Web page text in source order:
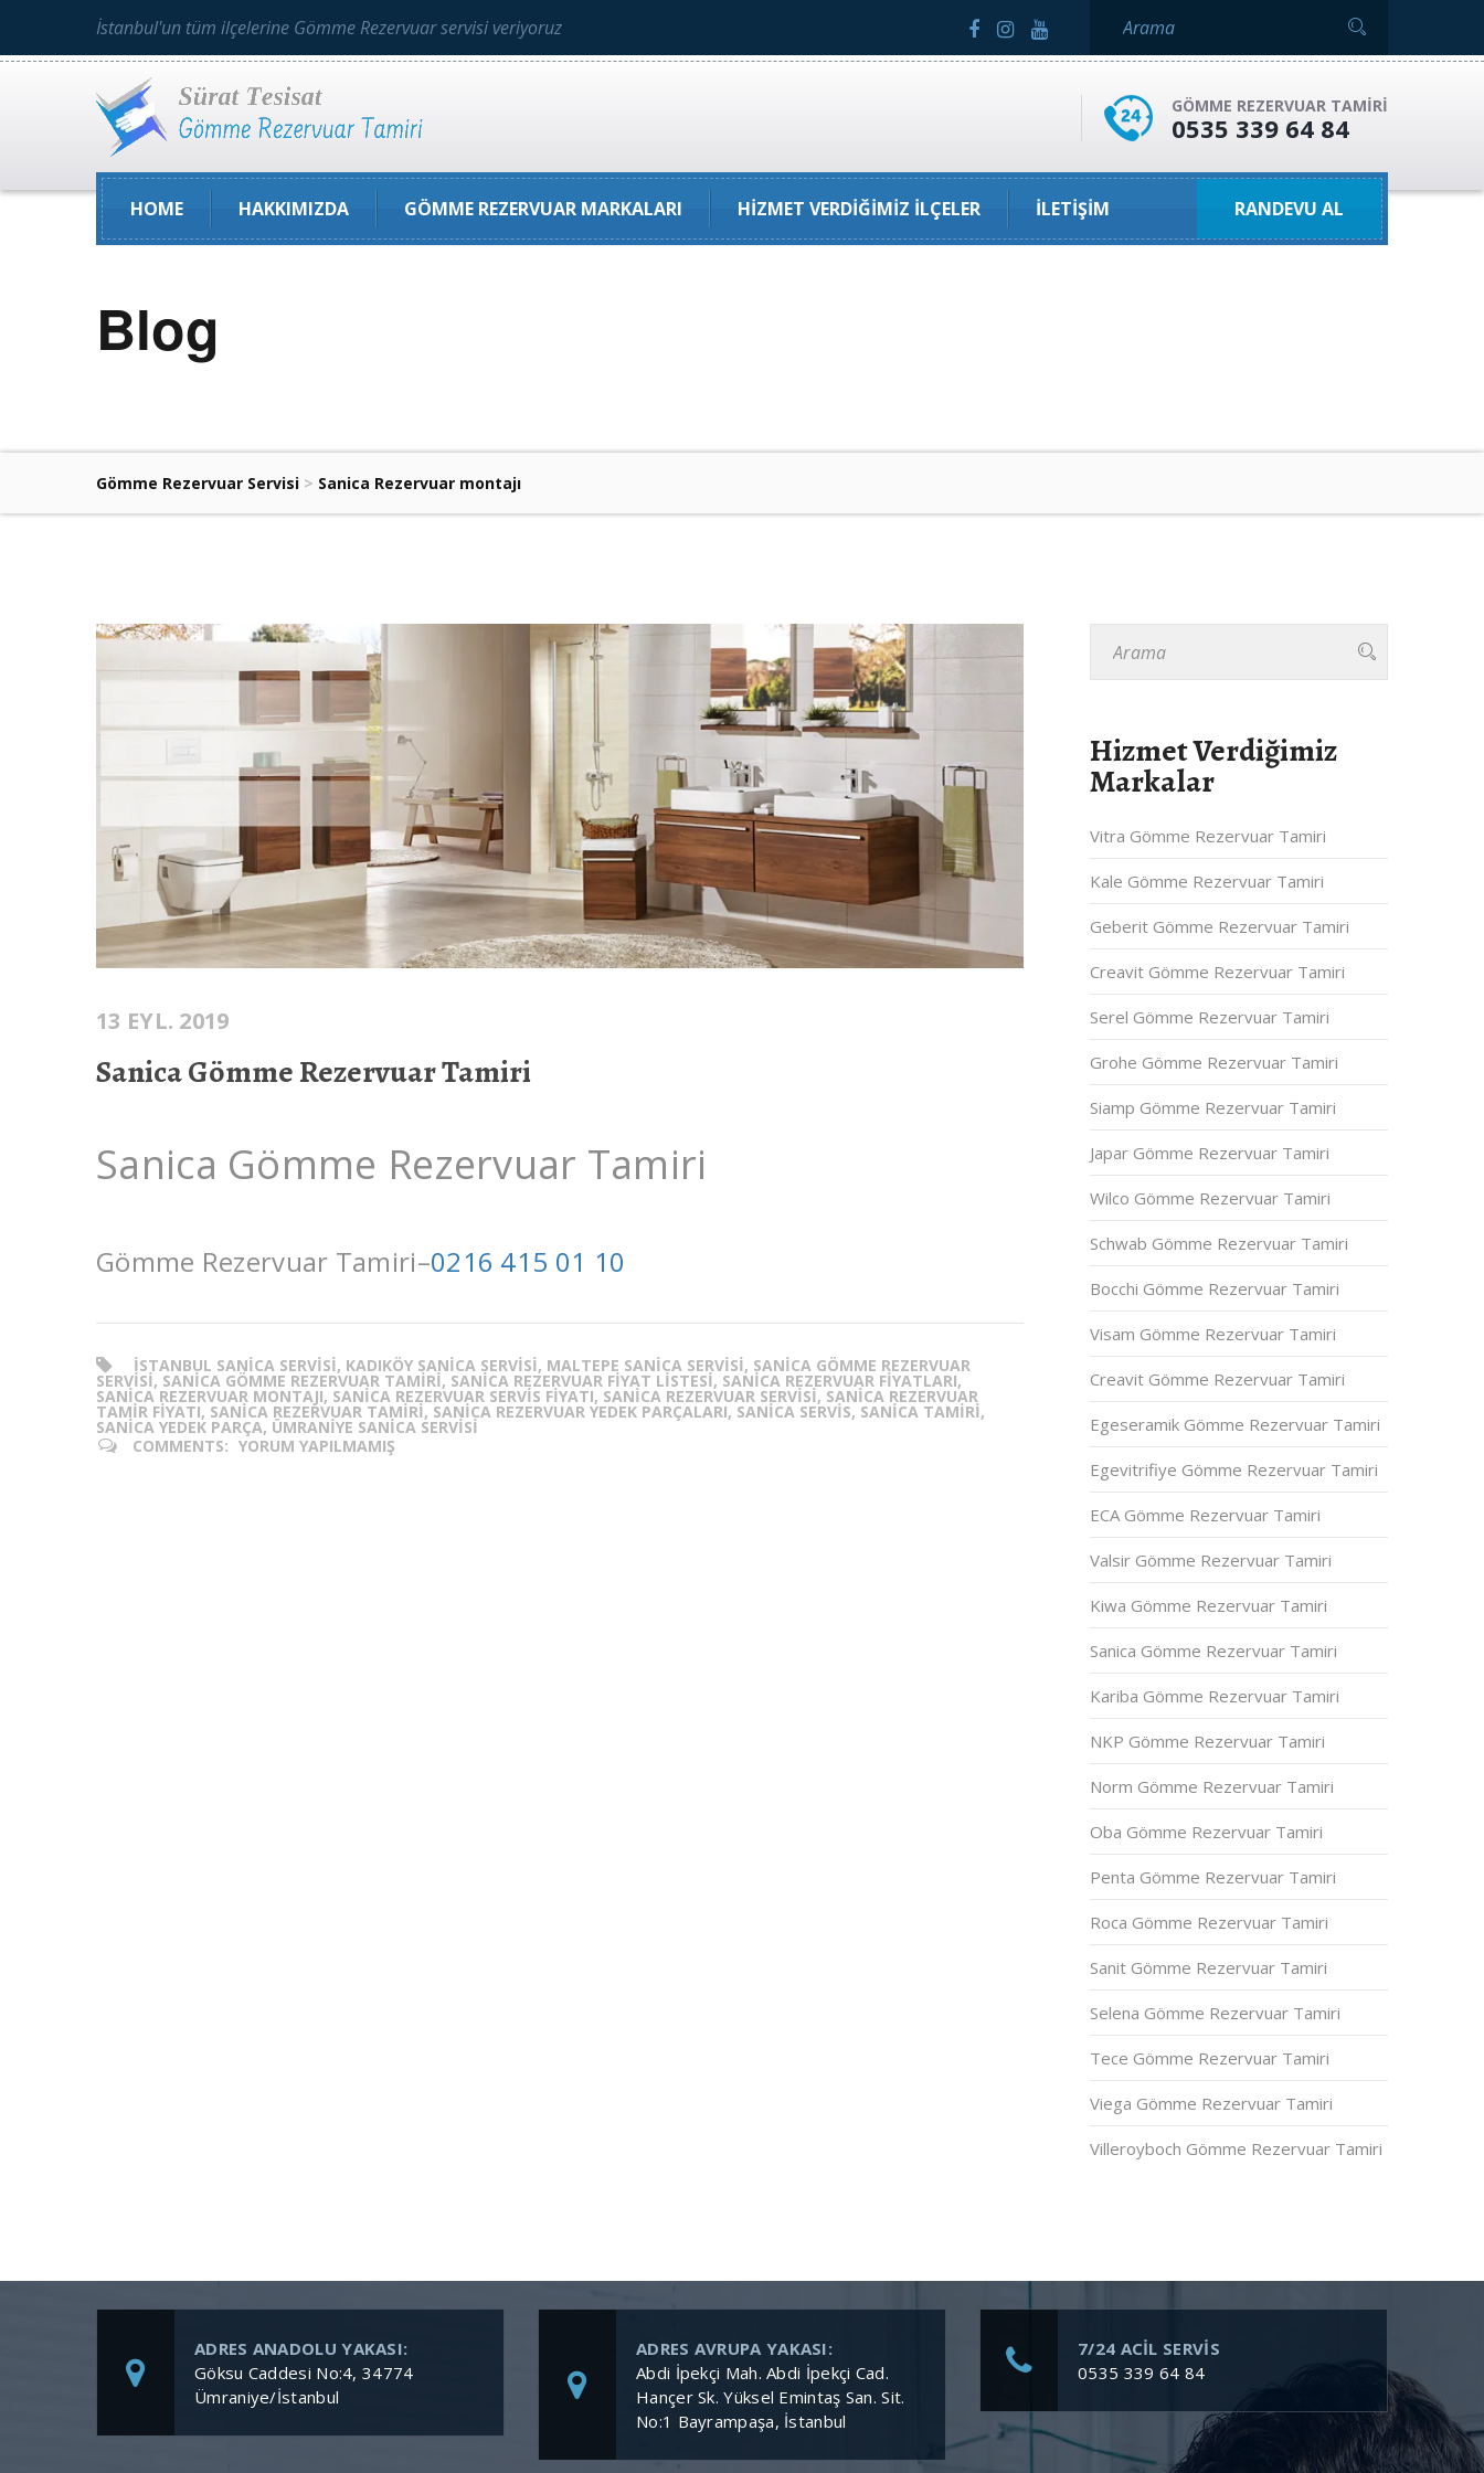
İstanbul'un tüm ilçelerine Gömme Rezervuar servisi veriyoruz
GÖMME REZERVUAR TAMIRI
0535 339 64 84
HOME HAKKIMIZDA GÖMME REZERVUAR MARKALARI HIZMET VERDIĞIMIZ İLÇELER İLETIŞIM RANDEVU AL
Blog
Gömme Rezervuar Servisi > Sanica Rezervuar montajı
13 EYL. 2019
Sanica Gömme Rezervuar Tamiri
Sanica Gömme Rezervuar Tamiri
Gömme Rezervuar Tamiri–0216 415 01 10
ISTANBUL SANICA SERVISI, KADIKÖY SANICA SERVISI, MALTEPE SANICA SERVISI, SANICA GÖMME REZERVUAR
SERVISI, SANICA GÖMME REZERVUAR TAMIRI, SANICA REZERVUAR FIYAT LISTESI, SANICA REZERVUAR FIYATLARI,
SANICA REZERVUAR MONTAJI, SANICA REZERVUAR SERVIS FIYATI, SANICA REZERVUAR SERVISI, SANICA REZERVUAR
TAMIR FIYATI, SANICA REZERVUAR TAMIRI, SANICA REZERVUAR YEDEK PARÇALARI, SANICA SERVIS, SANICA TAMIRI,
SANICA YEDEK PARÇA, ÜMRANIYE SANICA SERVISI
COMMENTS: YORUM YAPILMAMIŞ
Hizmet Verdiğimiz
Markalar
Vitra Gömme Rezervuar Tamiri
Kale Gömme Rezervuar Tamiri
Geberit Gömme Rezervuar Tamiri
Creavit Gömme Rezervuar Tamiri
Serel Gömme Rezervuar Tamiri
Grohe Gömme Rezervuar Tamiri
Siamp Gömme Rezervuar Tamiri
Japar Gömme Rezervuar Tamiri
Wilco Gömme Rezervuar Tamiri
Schwab Gömme Rezervuar Tamiri
Bocchi Gömme Rezervuar Tamiri
Visam Gömme Rezervuar Tamiri
Creavit Gömme Rezervuar Tamiri
Egeseramik Gömme Rezervuar Tamiri
Egevitrifiye Gömme Rezervuar Tamiri
ECA Gömme Rezervuar Tamiri
Valsir Gömme Rezervuar Tamiri
Kiwa Gömme Rezervuar Tamiri
Sanica Gömme Rezervuar Tamiri
Kariba Gömme Rezervuar Tamiri
NKP Gömme Rezervuar Tamiri
Norm Gömme Rezervuar Tamiri
Oba Gömme Rezervuar Tamiri
Penta Gömme Rezervuar Tamiri
Roca Gömme Rezervuar Tamiri
Sanit Gömme Rezervuar Tamiri
Selena Gömme Rezervuar Tamiri
Tece Gömme Rezervuar Tamiri
Viega Gömme Rezervuar Tamiri
Villeroyboch Gömme Rezervuar Tamiri
ADRES ANADOLU YAKASI:
Göksu Caddesi No:4, 34774
Ümraniye/İstanbul
ADRES AVRUPA YAKASI:
Abdi İpekçi Mah. Abdi İpekçi Cad.
Hançer Sk. Yüksel Emintaş San. Sit.
No:1 Bayrampaşa, İstanbul
7/24 ACİL SERVİS
0535 339 64 84